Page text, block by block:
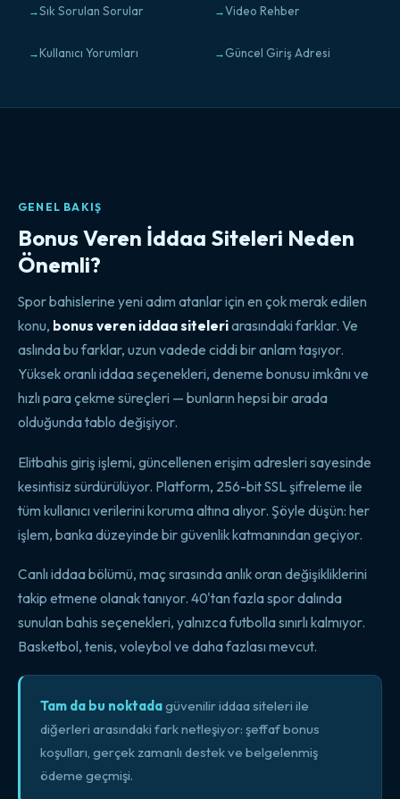
Sık Sorulan Sorular Video Rehber
Kullanıcı Yorumları Güncel Giriş Adresi
GENEL BAKIŞ
Bonus Veren İddaa Siteleri Neden
Önemli?
Spor bahislerine yeni adım atanlar için en çok merak edilen
konu, bonus veren iddaa siteleriarasındaki farklar. Ve
aslında bu farklar, uzun vadede ciddi bir anlam taşıyor.
Yüksek oranlı iddaa seçenekleri, deneme bonusu imkânı ve
hızlı para çekme süreçleri — bunların hepsi bir arada
olduğunda tablo değişiyor.
Elitbahis giriş işlemi, güncellenen erişim adresleri sayesinde
kesintisiz sürdürülüyor. Platform, 256-bit SSL şifreleme ile
tüm kullanıcı verilerini koruma altına alıyor. Şöyle düşün: her
işlem, banka düzeyinde bir güvenlik katmanından geçiyor.
Canlı iddaa bölümü, maç sırasında anlık oran değişikliklerini
takip etmene olanak tanıyor. 40'tan fazla spor dalında
sunulan bahis seçenekleri, yalnızca futbolla sınırlı kalmıyor.
Basketbol, tenis, voleybol ve daha fazlası mevcut.
Tam da bu noktadagüvenilir iddaa siteleri ile
diğerleri arasındaki fark netleşiyor: şeffaf bonus
koşulları, gerçek zamanlı destek ve belgelenmiş
ödeme geçmişi.